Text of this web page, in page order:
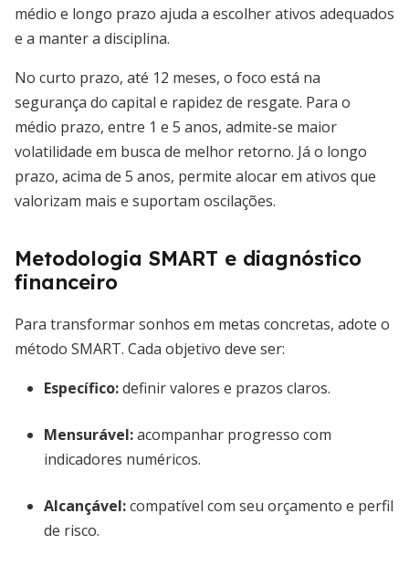
médio e longo prazo ajuda a escolher ativos adequados
e a manter a disciplina.
No curto prazo, até 12 meses, o foco está na
segurança do capital e rapidez de resgate. Para o
médio prazo, entre 1 e 5 anos, admite-se maior
volatilidade em busca de melhor retorno. Já o longo
prazo, acima de 5 anos, permite alocar em ativos que
valorizam mais e suportam oscilações.
Metodologia SMART e diagnóstico
financeiro
Para transformar sonhos em metas concretas, adote o
método SMART. Cada objetivo deve ser:
Específico:definir valores e prazos claros.
Mensurável:acompanhar progresso com
indicadores numéricos.
Alcançável:compatível com seu orçamento e perfil
de risco.